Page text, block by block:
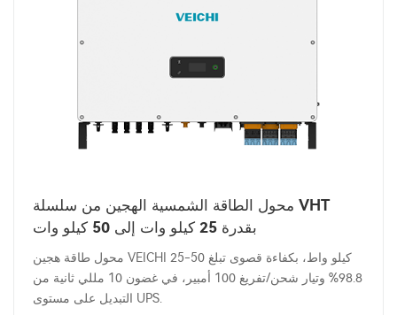
محول الطاقة الشمسية الهجين من سلسلة VHT
بقدرة 25 كيلو وات إلى 50 كيلو وات
محول طاقة هجين VEICHI 25-50 كيلو واط، بكفاءة قصوى تبلغ
98.8% وتيار شحن/تفريغ 100 أمبير، في غضون 10 مللي ثانية من
التبديل على مستوى UPS.